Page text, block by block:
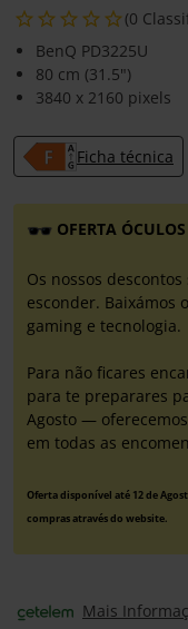
(0
BenQ PD3225U
80 cm (31.5")
3840 x 2160 pixels
Ficha técnica
OFERTA
Os nossos
esconder. Baixámos
gaming e tecnologia.
Para não ficares
para te preparares
Agosto —
em todas as
Oferta disponível até 12 de
compras através do website.
Mais